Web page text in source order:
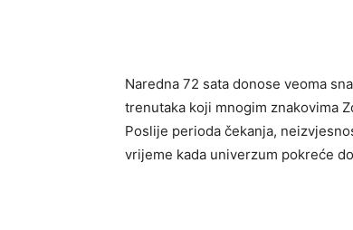
Naredna 72 sata donose veoma
trenutaka koji mnogim znakovima
Poslije perioda čekanja,
vrijeme kada univerzum pokreće